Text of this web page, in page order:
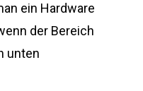
ein Hardware
der Bereich
unten